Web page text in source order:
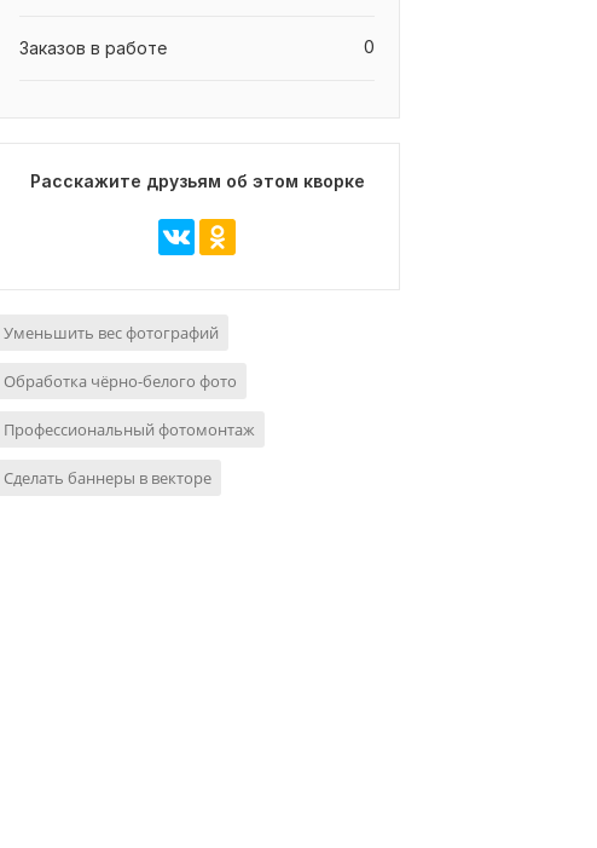
0
Заказов в работе
Расскажите друзьям об этом кворке
Уменьшить вес фотографий
Обработка чёрно-белого фото
Профессиональный фотомонтаж
Сделать баннеры в векторе